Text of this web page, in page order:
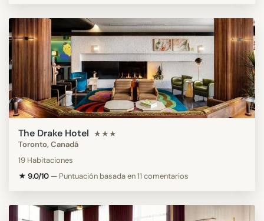
The Drake Hotel ★★★
Toronto, Canadá
19 Habitaciones
★ 9.0/10 — Puntuación basada en 11 comentarios